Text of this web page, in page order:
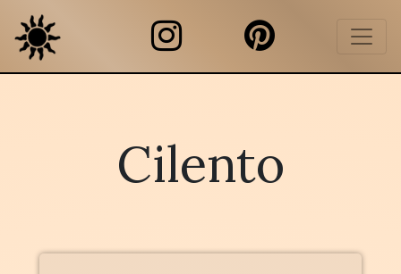
Cilento